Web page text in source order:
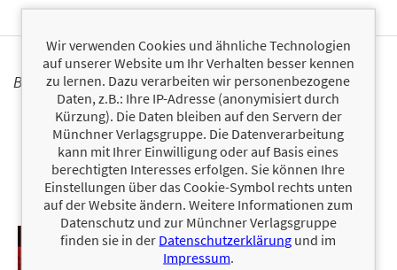
BÜCHER
Wir verwenden Cookies und ähnliche Technologien
auf unserer Website um Ihr Verhalten besser kennen
zu lernen. Dazu verarbeiten wir personenbezogene
Daten, z.B.: Ihre IP-Adresse (anonymisiert durch
Kürzung). Die Daten bleiben auf den Servern der
Münchner Verlagsgruppe. Die Datenverarbeitung
kann mit Ihrer Einwilligung oder auf Basis eines
berechtigten Interesses erfolgen. Sie können Ihre
Einstellungen über das Cookie-Symbol rechts unten
auf der Website ändern. Weitere Informationen zum
Datenschutz und zur Münchner Verlagsgruppe
finden sie in der Datenschutzerklärung und im
Impressum.